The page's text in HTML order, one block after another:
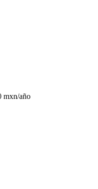
mxn/año